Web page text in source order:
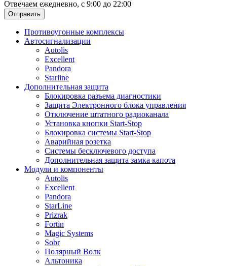
Отвечаем ежедневно, с 9:00 до 22:00
Отправить
Противоугонные комплексы
Автосигнализации
Autolis
Excellent
Pandora
Starline
Дополнительная защита
Блокировка разъема диагностики
Защита Электронного блока управления
Отключение штатного радиоканала
Установка кнопки Start-Stop
Блокировка системы Start-Stop
Аварийная розетка
Системы бесключевого доступа
Дополнительная защита замка капота
Модули и компоненты
Autolis
Excellent
Pandora
StarLine
Prizrak
Fortin
Magic Systems
Sobr
Полярный Волк
Альтоника